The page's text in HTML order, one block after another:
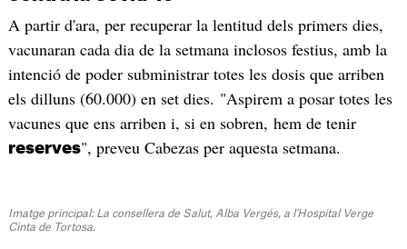
A partir d'ara, per recuperar la lentitud dels primers dies,
vacunaran cada dia de la setmana inclosos festius, amb la
intenció de poder subministrar totes les dosis que arriben
els dilluns (60.000) en set dies. "Aspirem a posar totes les
vacunes que ens arriben i, si en sobren, hem de tenir
reserves", preveu Cabezas per aquesta setmana.
Imatge principal: La consellera de Salut, Alba Vergés, a l'Hospital Verge
Cinta de Tortosa.